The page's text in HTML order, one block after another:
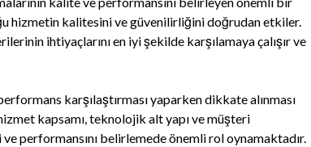
hizmetin kalitesini ve güvenilirliğini doğrudan etkiler.
ihtiyaçlarını en iyi şekilde karşılamaya çalışır ve
karşılaştırması yaparken dikkate alınması
kapsamı, teknolojik alt yapı ve müşteri
performansını belirlemede önemli rol oynamaktadır.